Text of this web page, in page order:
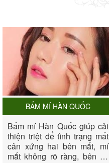
BẤM MÍ HÀN QUỐC
Bấm mí Hàn Quốc giúp cải
thiện triệt để tình trạng mất
cân xứng hai bên mắt, mí
mắt không rõ ràng, bên có